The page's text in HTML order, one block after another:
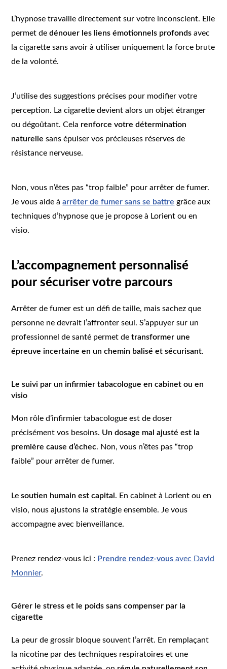
L’hypnose travaille directement sur votre inconscient. Elle
permet dedénouer les liens émotionnels profonds avec
la cigarette sans avoir à utiliser uniquement la force brute
de la volonté.
J’utilise des suggestions précises pour modifier votre
perception. La cigarette devient alors un objet étranger
ou dégoûtant. Cela renforce votre détermination
naturelle sans épuiser vos précieuses réserves de
résistance nerveuse.
Non, vous n’êtes pas “trop faible” pour arrêter de fumer.
Je vous aide àarrêter de fumer sans se battre grâce aux
techniques d’hypnose que je propose à Lorient ou en
visio.
L’accompagnement personnalisé
pour sécuriser votre parcours
Arrêter de fumer est un défi de taille, mais sachez que
personne ne devrait l’affronter seul. S’appuyer sur un
professionnel de santé permet detransformer une
épreuve incertaine en un chemin balisé et sécurisant.
Le suivi par un infirmier tabacologue en cabinet ou en
visio
Mon rôle d’infirmier tabacologue est de doser
précisément vos besoins. Un dosage mal ajusté est la
première cause d’échec. Non, vous n’êtes pas “trop
faible” pour arrêter de fumer.
Lesoutien humain est capital . En cabinet à Lorient ou en
visio, nous ajustons la stratégie ensemble. Je vous
accompagne avec bienveillance.
Prenez rendez-vous ici : Prendre rendez-vous avec David
Monnier.
Gérer le stress et le poids sans compenser par la
cigarette
La peur de grossir bloque souvent l’arrêt. En remplaçant
la nicotine par des techniques respiratoires et une